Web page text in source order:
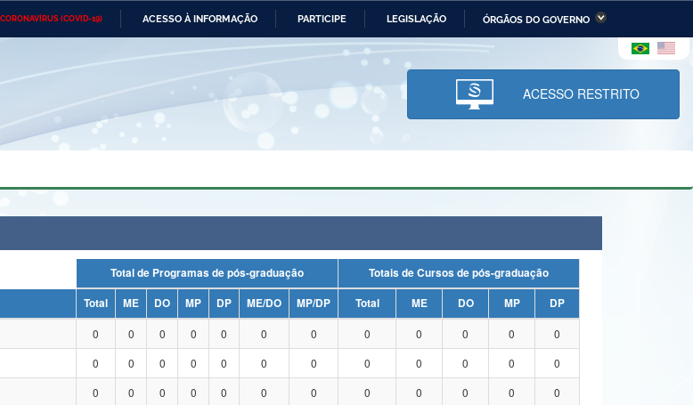
CORONAVÍRUS (COVID-19) ACESSO À INFORMAÇÃO PARTICIPE LEGISLAÇÃO ÓRGÃOS DO GOVERNO
Ministério das Relações Ministério da Economia Ministério da Infraestrutura
Ministério da Ciência,
Tecnologia, Inovações e
Comunicações
e dos Direitos Humanos
da União Banco Central do Brasil Planalto
ACESSO RESTRITO
Total de Programas de pós-graduação
Totais de Cursos de pós-graduação
Total ME DO MP DP ME/DO MP/DP Total ME DO MP
DP
0 0 0 0 0 0 0 0 0 0 0
0
0 0 0 0 0 0 0 0 0 0 0
0
0 0 0 0 0 0 0 0 0 0 0
0